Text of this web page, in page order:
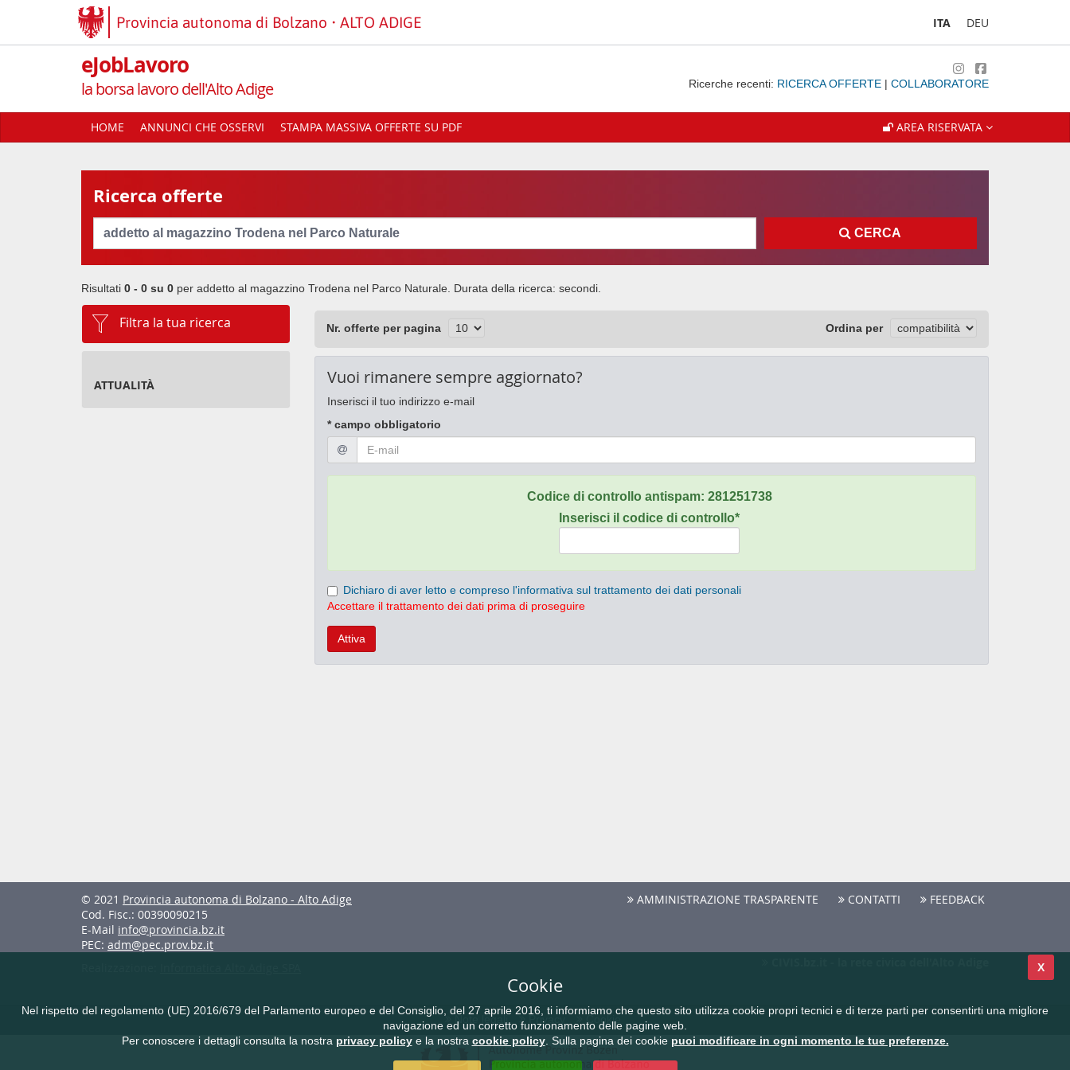
Provincia autonoma di Bolzano ALTO ADIGE ITA DEU
eJobLavoro
la borsa lavoro dell'Alto Adige Ricerche recenti: RICERCA OFFERTE | COLLABORATORE
HOME ANNUNCI CHE OSSERVI STAMPA MASSIVA OFFERTE SU PDF AREA RISERVATA
Ricerca offerte
CERCA
Risultati 0 - 0 su 0 per addetto al magazzino Trodena nel Parco Naturale . Durata della ricerca: secondi.
Filtra la tua ricerca
ATTUALITÀ
Nr. offerte per pagina Ordina per
Vuoi rimanere sempre aggiornato?
Inserisci il tuo indirizzo e-mail
* campo obbligatorio
Codice di controllo antispam: 281251738
Inserisci il codice di controllo*
Dichiaro di aver letto e compreso l'informativa sul trattamento dei dati personali
Accettare il trattamento dei dati prima di proseguire
Attiva
© 2021 Provincia autonoma di Bolzano - Alto Adige
Cod. Fisc.: 00390090215
E-Mail info@provincia.bz.it
PEC: adm@pec.prov.bz.it
AMMINISTRAZIONE TRASPARENTE CONTATTI FEEDBACK
Note legali Privacy Cookie
X
Cookie
Nel rispetto del regolamento (UE) 2016/679 del Parlamento europeo e del Consiglio, del 27 aprile 2016, ti informiamo che questo sito utilizza cookie propri tecnici e di terze parti per consentirti una migliore
navigazione ed un corretto funzionamento delle pagine web.
Per conoscere i dettagli consulta la nostra privacy policye la nostra cookie policy. Sulla pagina dei cookie puoi modificare in ogni momento le tue preferenze.